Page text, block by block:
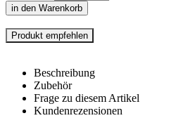
in den Warenkorb
Beschreibung
Zubehör
Frage zu diesem Artikel
Kundenrezensionen